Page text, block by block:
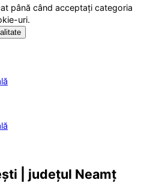
până când acceptați categoria
uri.
| județul Neamț